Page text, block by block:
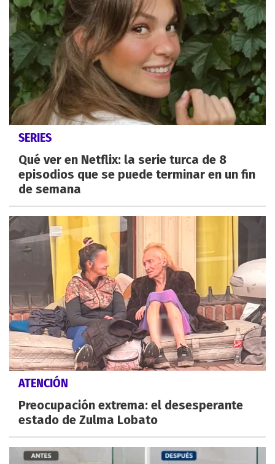
SERIES
Qué ver en Netflix: la serie turca de 8
episodios que se puede terminar en un fin
de semana
ATENCIÓN
Preocupación extrema: el desesperante
estado de Zulma Lobato